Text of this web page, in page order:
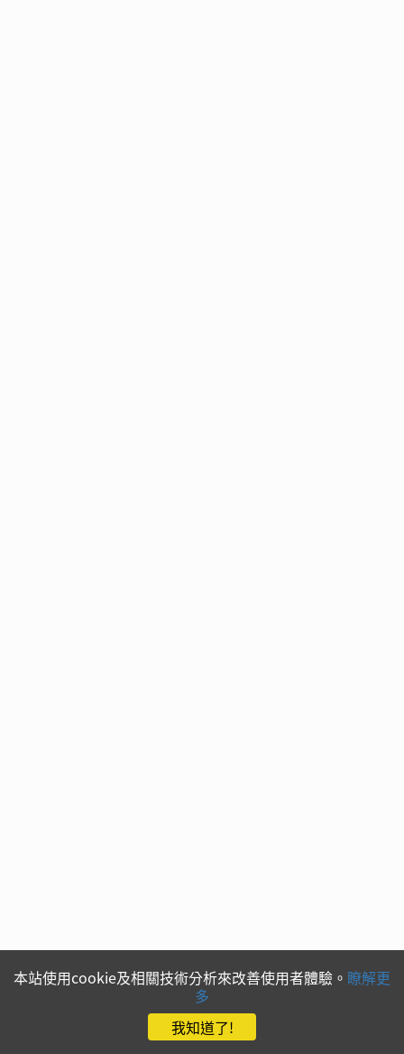
本站使用cookie及相關技術分析來改善使用者體驗。 瞭解更
多
我知道了!